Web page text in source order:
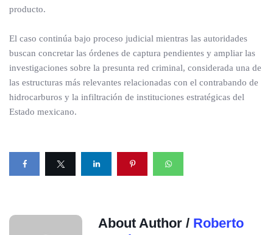
producto.
El caso continúa bajo proceso judicial mientras las autoridades
buscan concretar las órdenes de captura pendientes y ampliar las
investigaciones sobre la presunta red criminal, considerada una de
las estructuras más relevantes relacionadas con el contrabando de
hidrocarburos y la infiltración de instituciones estratégicas del
Estado mexicano.
About Author / Roberto